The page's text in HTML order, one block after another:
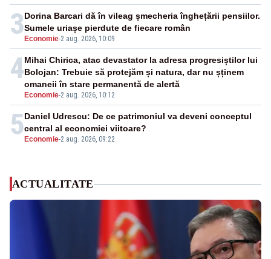
3 Economie-2 aug. 2026, 10:09
Dorina Barcari dă în vileag șmecheria înghețării pensiilor.
Sumele uriașe pierdute de fiecare român
4
Economie-2 aug. 2026, 10:12
Mihai Chirica, atac devastator la adresa progresiștilor lui
Bolojan: Trebuie să protejăm și natura, dar nu șținem
omaneii în stare permanentă de alertă
5 Economie-2 aug. 2026, 09:22
Daniel Udrescu: De ce patrimoniul va deveni conceptul
central al economiei viitoare?
ACTUALITATE